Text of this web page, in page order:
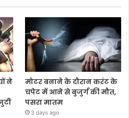
ने
मोटर बनाने के दौरान करंट के
चपेट में आने से बुजुर्ग की मौत,
पसरा मातम
3 days ago